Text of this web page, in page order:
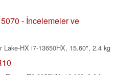
- İncelemeler ve
Lake-HX i7-13650HX, 15.60", 2.4 kg